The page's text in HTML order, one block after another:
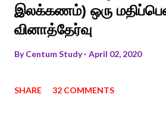
இலக்கணம்) ஒரு
வினாத்தேர்வு
ByCentum Study April 02, 2020
SHARE 32 COMMENTS